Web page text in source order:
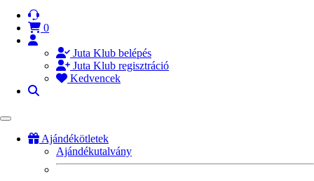
0
Juta Klub belépés
Juta Klub regisztráció
Kedvencek
Ajándékötletek
Ajándékutalvány